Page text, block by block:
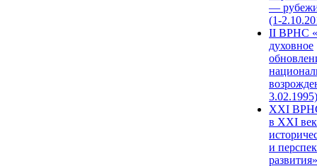
—
(1-
II ВРНС
духовное
3.02.1995)
XХI
в XXI
и
развития»